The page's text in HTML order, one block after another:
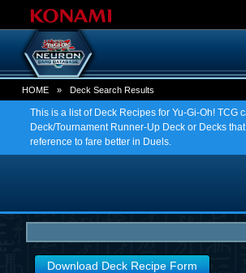
HOME » Deck Search Results
This is a list of Deck Recipes for Yu-Gi-Oh!
Deck/Tournament Runner-Up Deck or Decks
reference to fare better in Duels.
Download Deck Recipe Form